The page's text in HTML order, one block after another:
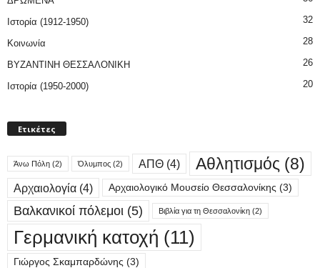
Ιστορία (1912-1950) 32
Κοινωνία 28
ΒΥΖΑΝΤΙΝΗ ΘΕΣΣΑΛΟΝΙΚΗ 26
Ιστορία (1950-2000) 20
Ετικέτες
Άνω Πόλη (2) Όλυμπος (2) ΑΠΘ (4) Αθλητισμός (8)
Αρχαιολογία (4) Αρχαιολογικό Μουσείο Θεσσαλονίκης (3)
Βαλκανικοί πόλεμοι (5) Βιβλία για τη Θεσσαλονίκη (2)
Γερμανική κατοχή (11)
Γιώργος Σκαμπαρδώνης (3)